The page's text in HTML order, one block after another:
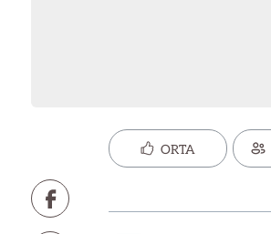
ORTA